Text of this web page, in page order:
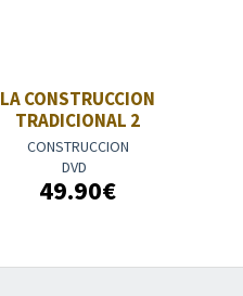
LA CONSTRUCCION
TRADICIONAL 2
CONSTRUCCION
DVD
49.90€